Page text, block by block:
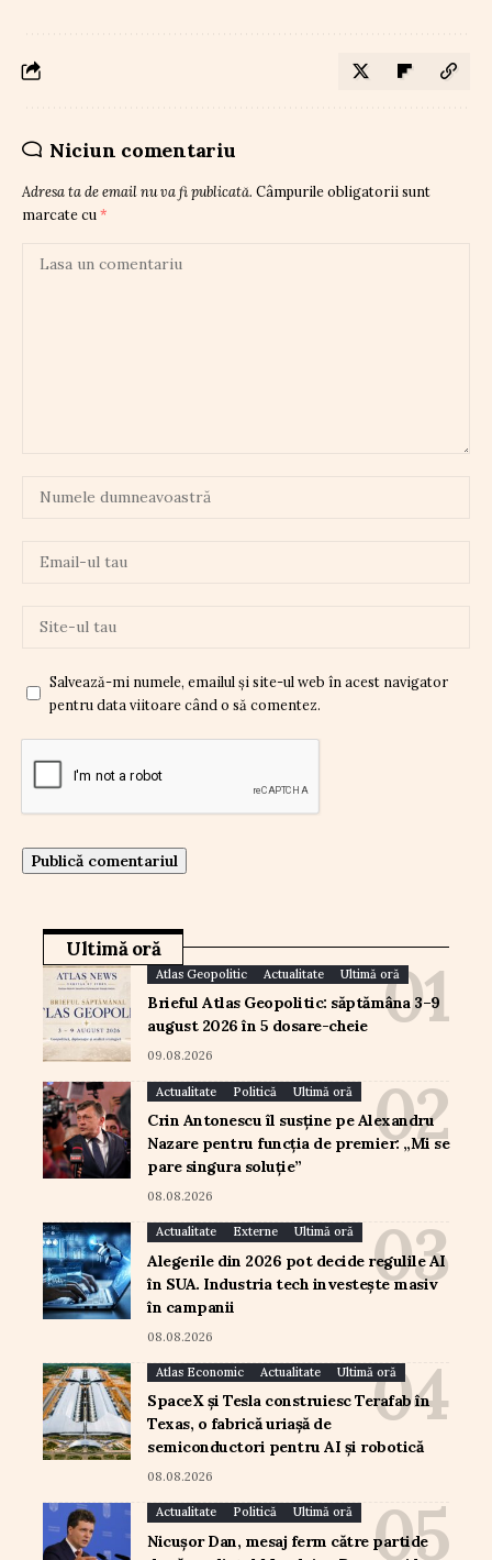
Niciun comentariu
Adresa ta de email nu va fi publicată. Câmpurile obligatorii sunt
marcate cu *
Salvează-mi numele, emailul și site-ul web în acest navigator
pentru data viitoare când o să comentez.
Ultimă oră
Atlas Geopolitic Actualitate Ultimă oră
Brieful Atlas Geopolitic: săptămâna 3–9
august 2026 în 5 dosare-cheie
09.08.2026
Actualitate Politică Ultimă oră
Crin Antonescu îl susține pe Alexandru
Nazare pentru funcția de premier: „Mi se
pare singura soluție”
08.08.2026
Actualitate Externe Ultimă oră
Alegerile din 2026 pot decide regulile AI
în SUA. Industria tech investește masiv
în campanii
08.08.2026
Atlas Economic Actualitate Ultimă oră
SpaceX și Tesla construiesc Terafab în
Texas, o fabrică uriașă de
semiconductori pentru AI și robotică
08.08.2026
Actualitate Politică Ultimă oră
Nicușor Dan, mesaj ferm către partide